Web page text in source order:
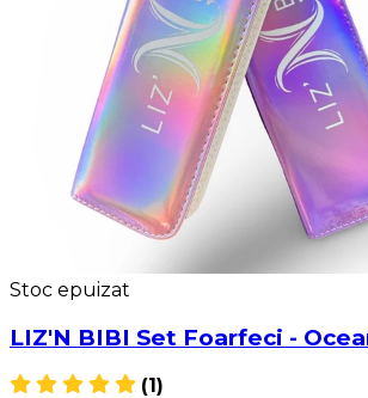
Stoc epuizat
LIZ'N BIBI Set Foarfeci -
(1)